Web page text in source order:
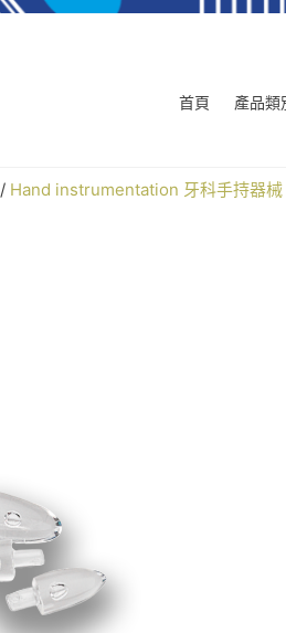
首頁 產品類
/ Hand instrumentation 牙科手持器械